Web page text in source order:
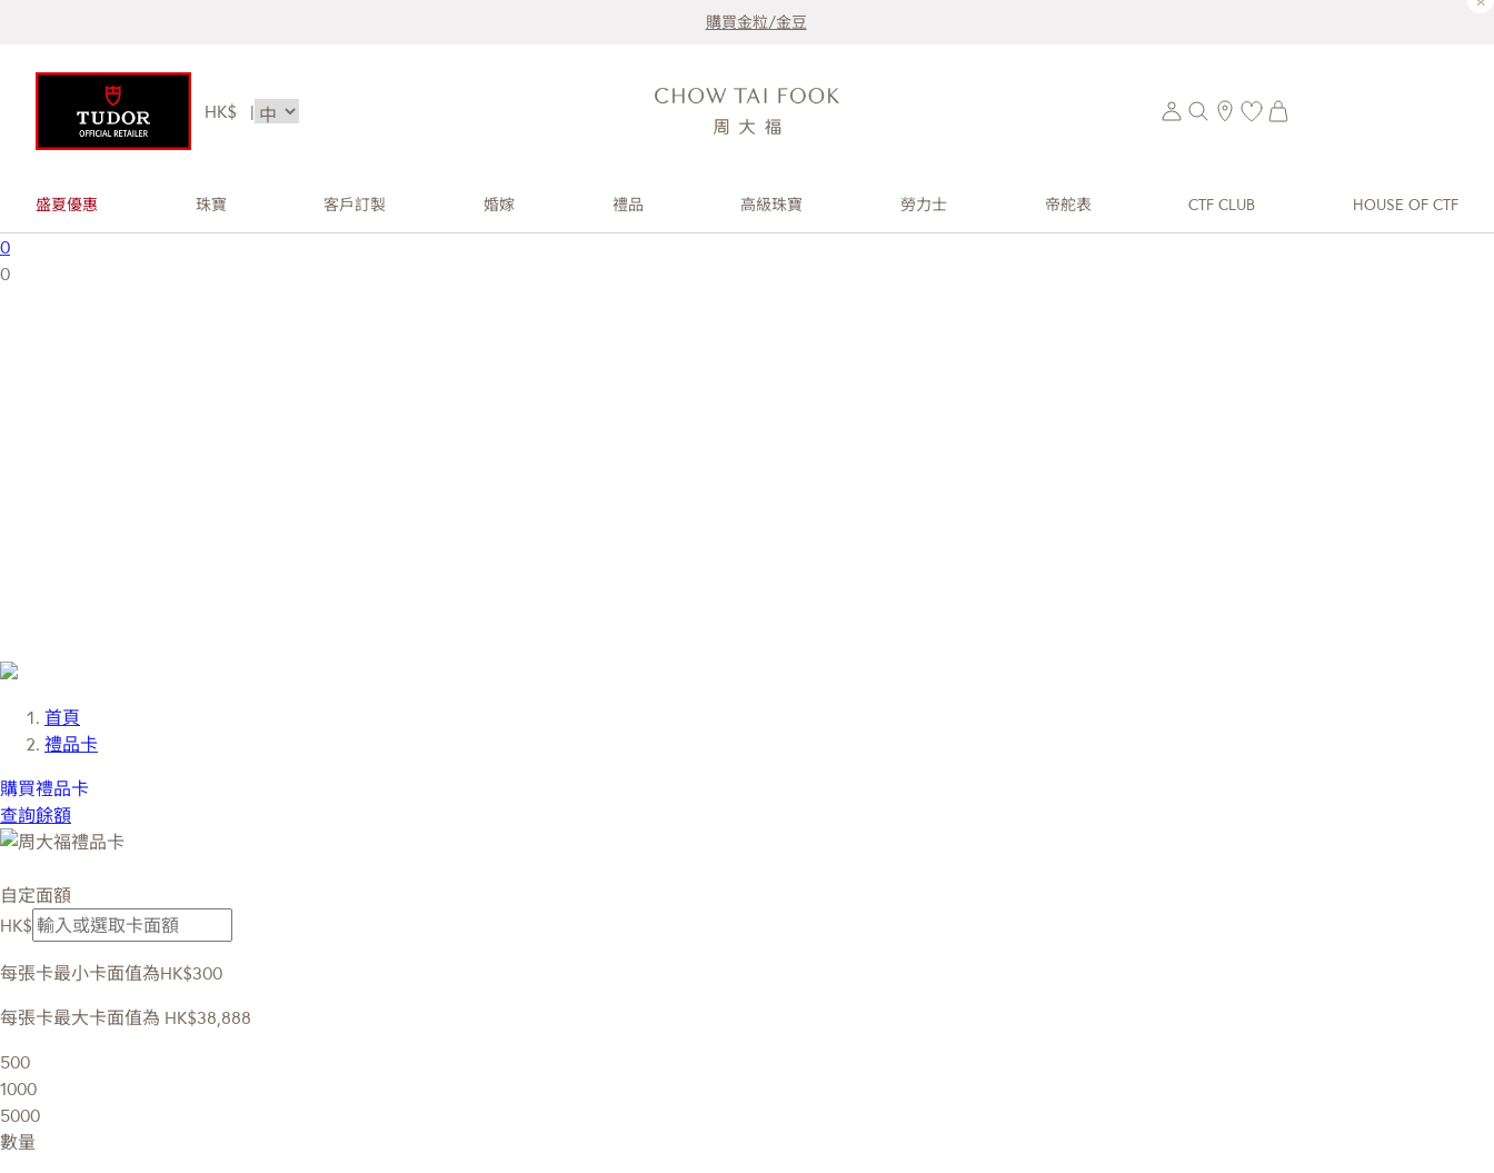
購買金粒/金豆
HK$ |
盛夏優惠 珠寶 客戶訂製 婚嫁 禮品 高級珠寶 勞力士 帝舵表 CTF CLUB HOUSE OF CTF
0
0
首頁
禮品卡
購買禮品卡
查詢餘額
自定面額
HK$
每張卡最小卡面值為HK$300
每張卡最大卡面值為 HK$38,888
500
1000
5000
數量